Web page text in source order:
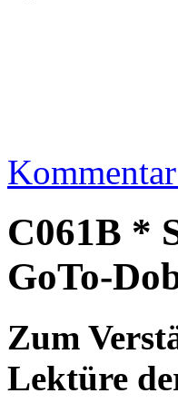
C061B *
GoTo-
Zum
Lektüre